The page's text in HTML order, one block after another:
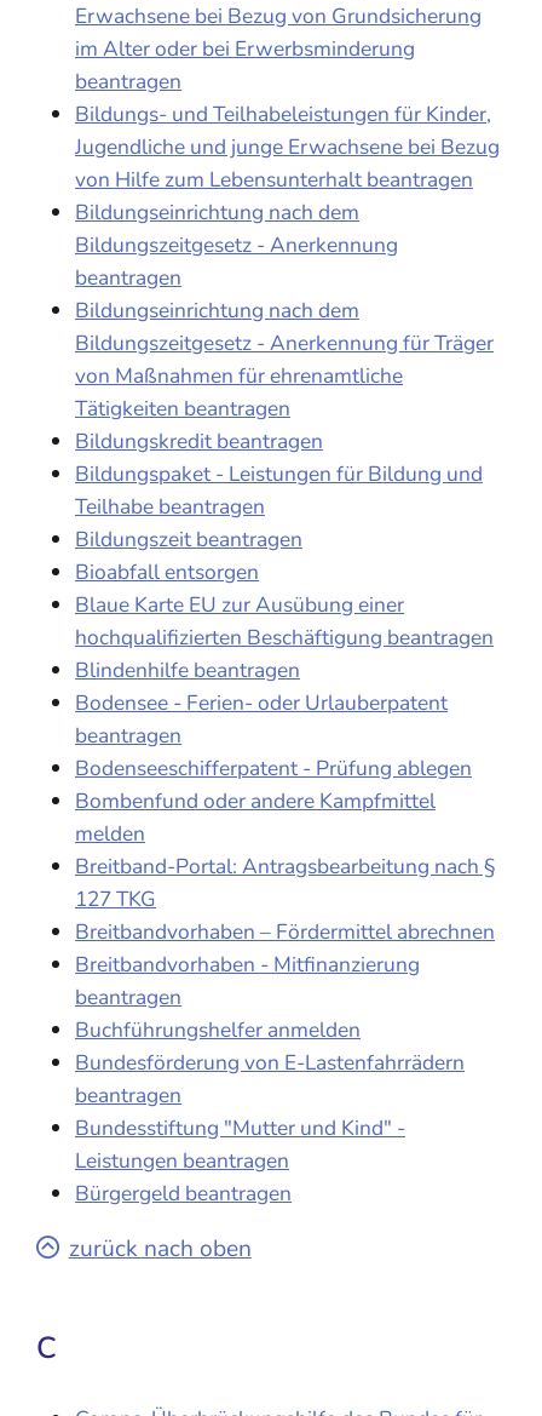
Erwachsene bei Bezug von Grundsicherung
im Alter oder bei Erwerbsminderung
beantragen
Bildungs- und Teilhabeleistungen für Kinder,
Jugendliche und junge Erwachsene bei Bezug
von Hilfe zum Lebensunterhalt beantragen
Bildungseinrichtung nach dem
Bildungszeitgesetz - Anerkennung
beantragen
Bildungseinrichtung nach dem
Bildungszeitgesetz - Anerkennung für Träger
von Maßnahmen für ehrenamtliche
Tätigkeiten beantragen
Bildungskredit beantragen
Bildungspaket - Leistungen für Bildung und
Teilhabe beantragen
Bildungszeit beantragen
Bioabfall entsorgen
Blaue Karte EU zur Ausübung einer
hochqualifizierten Beschäftigung beantragen
Blindenhilfe beantragen
Bodensee - Ferien- oder Urlauberpatent
beantragen
Bodenseeschifferpatent - Prüfung ablegen
Bombenfund oder andere Kampfmittel
melden
Breitband-Portal: Antragsbearbeitung nach §
127 TKG
Breitbandvorhaben – Fördermittel abrechnen
Breitbandvorhaben - Mitfinanzierung
beantragen
Buchführungshelfer anmelden
Bundesförderung von E-Lastenfahrrädern
beantragen
Bundesstiftung "Mutter und Kind" -
Leistungen beantragen
Bürgergeld beantragen
zurück nach oben
C